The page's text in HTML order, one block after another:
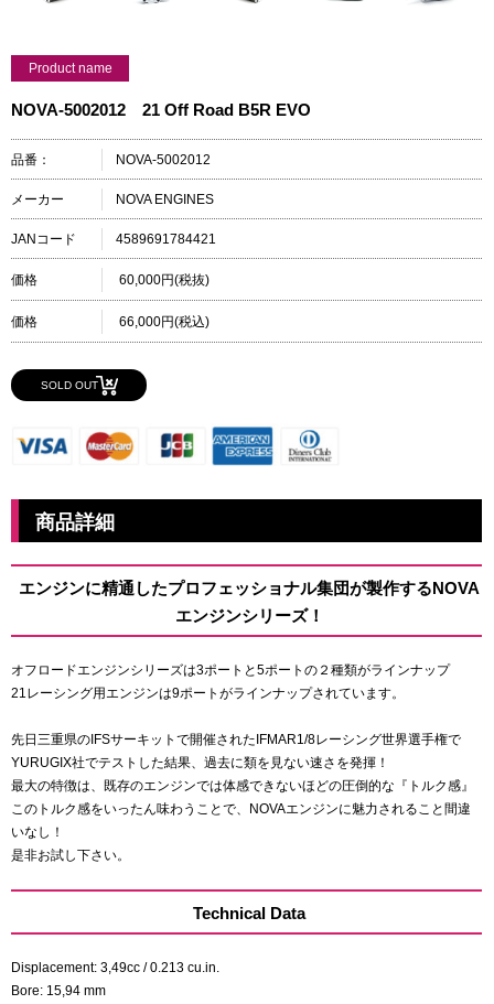
Product name
NOVA-5002012 21 Off Road B5R EVO
品番： NOVA-5002012
メーカー NOVA ENGINES
JANコード 4589691784421
価格 60,000円(税抜)
価格 66,000円(税込)
SOLD OUT
商品詳細
エンジンに精通したプロフェッショナル集団が製作するNOVA
エンジンシリーズ！
オフロードエンジンシリーズは3ポートと5ポートの２種類がラインナップ
21レーシング用エンジンは9ポートがラインナップされています。
先日三重県のIFSサーキットで開催されたIFMAR1/8レーシング世界選手権で
YURUGIX社でテストした結果、過去に類を見ない速さを発揮！
最大の特徴は、既存のエンジンでは体感できないほどの圧倒的な『トルク感』
このトルク感をいったん味わうことで、NOVAエンジンに魅力されること間違
いなし！
是非お試し下さい。
Technical Data
Displacement: 3,49cc / 0.213 cu.in.
Bore: 15,94 mm